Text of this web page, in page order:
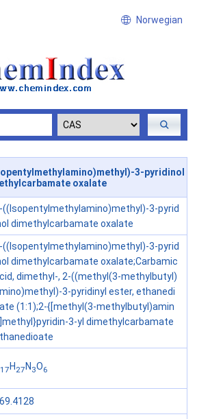
Norwegian
3-pyridinol
oxalate
((Isopentylmethylamino)methyl)-3-pyrid
dimethylcarbamate oxalate
((Isopentylmethylamino)methyl)-3-pyrid
dimethylcarbamate oxalate;Carbamic
dimethyl-, 2-((methyl(3-methylbutyl)
3-pyridinyl ester, ethanedi
(1:1);2-{[methyl(3-methylbutyl)amin
3-yl dimethylcarbamate
17 H 27 N 3O6